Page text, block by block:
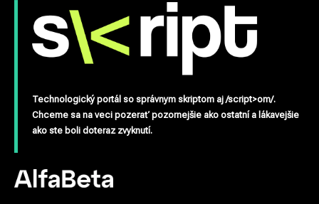
Technologický portál so správnym skriptom aj /script>om/.
Chceme sa na veci pozerať pozornejšie ako ostatní a lákavejšie
ako ste boli doteraz zvyknutí.